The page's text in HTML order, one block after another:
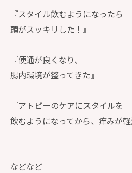
『スタイル飲むようになったら
頭がスッキリした！』
『便通が良くなり、
腸内環境が整ってきた』
『アトピーのケアにスタイルを
飲むようになってから、痒みが軽
などなど